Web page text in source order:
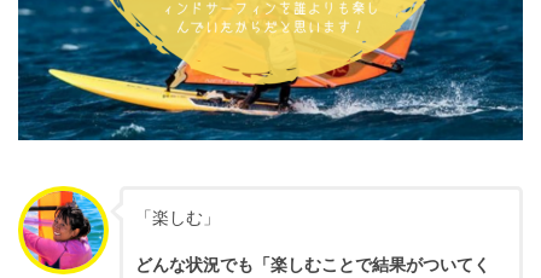
「楽しむ」
どんな状況でも「楽しむことで結果がついてく